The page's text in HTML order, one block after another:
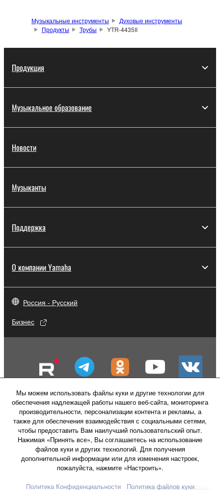
Музыкальные инструменты
Духовые инструменты
Продукты
Трубы YTR-4435II
Продукция
Музыкальное образование
Новости
Музыканты
Поддержка
О компании Yamaha
Россия - Русский
Бизнес
Мы можем использовать файлы куки и другие технологии для
обеспечения надлежащей работы нашего веб-сайта, мониторинга
производительности, персонализации контента и рекламы, а
также для обеспечения взаимодействия с социальными сетями,
чтобы предоставить Вам наилучший пользовательский опыт.
Нажимая «Принять все», Вы соглашаетесь на использование
файлов куки и других технологий. Для получения
дополнительной информации или для изменения настроек,
пожалуйста, нажмите «Настроить».
Политика Конфиденциальности
Политика файлов куки
Свяжитесь с намиУсловия использования
Политика конфиденциальности